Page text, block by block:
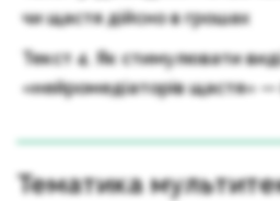
чи щастя дійсно в грошах
Текст 4. Як стимулювати
«нейромедіаторів щастя»
Тематика